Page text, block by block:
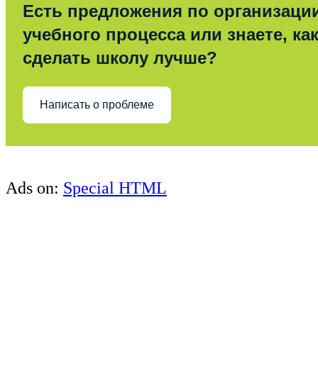
Есть предложения по
учебного процесса или знаете, как
сделать школу лучше?
Написать о проблеме
Ads on: Special HTML